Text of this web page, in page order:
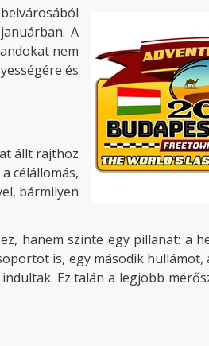
A
nem
és
állt rajthoz
célállomás,
bármilyen
hanem szinte egy pillanat: a
is, egy második
Ez talán a legjobb